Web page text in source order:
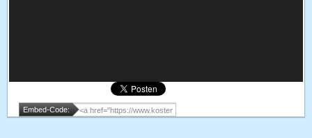
Embed-Code: